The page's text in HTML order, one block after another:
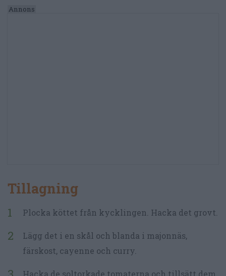
Tillagning
Plocka köttet från kycklingen. Hacka det grovt.
Lägg det i en skål och blanda i majonnäs,
färskost, cayenne och curry.
Hacka de soltorkade tomaterna och tillsätt dem.